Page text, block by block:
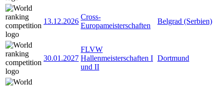
13.12.2026
Cross-
Europameisterschaften
Belgrad (Serbien)
30.01.2027
FLVW
Hallenmeisterschaften I
und II
Dortmund